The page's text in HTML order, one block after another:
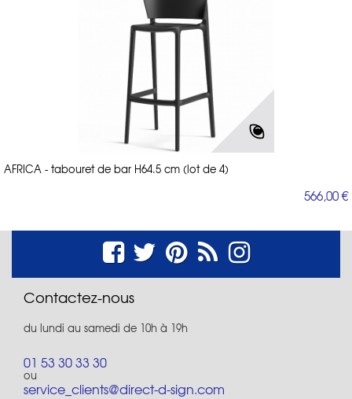
AFRICA - tabouret de bar H64.5 cm (lot de 4)
566,00 €
Contactez-nous
du lundi au samedi de 10h à 19h
01 53 30 33 30
ou
service_clients@direct-d-sign.com